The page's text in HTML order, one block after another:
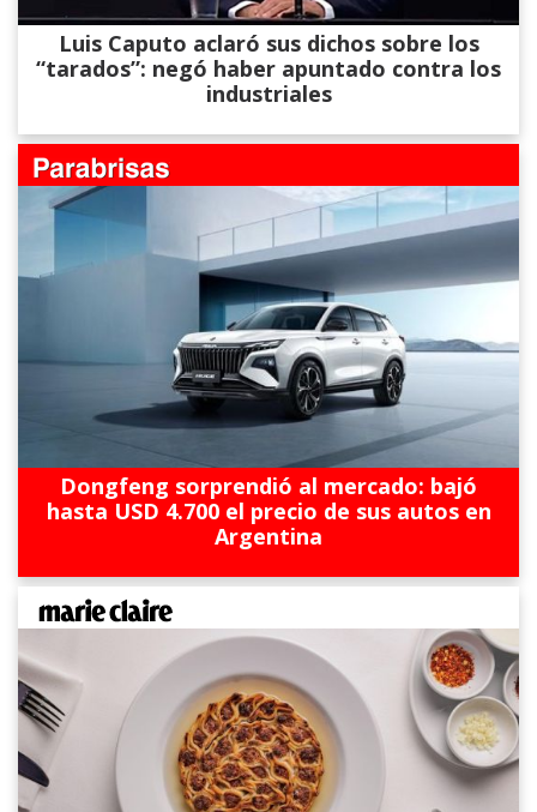
Luis Caputo aclaró sus dichos sobre los
“tarados”: negó haber apuntado contra los
industriales
Dongfeng sorprendió al mercado: bajó
hasta USD 4.700 el precio de sus autos en
Argentina